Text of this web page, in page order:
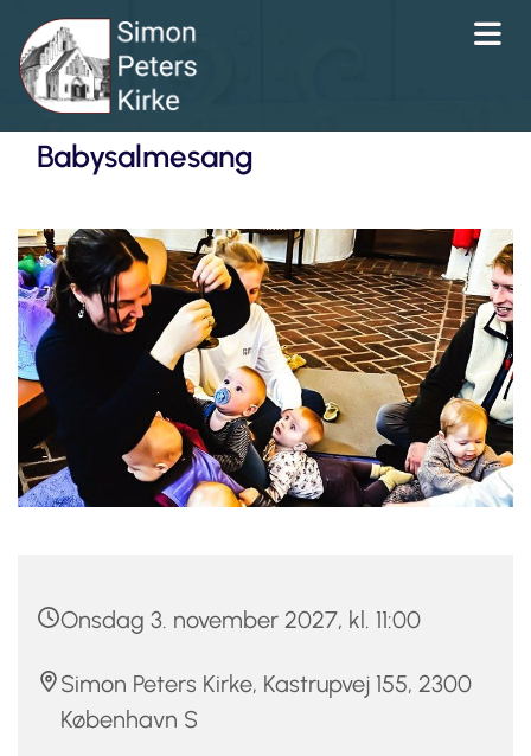
Babysalmesang
Onsdag 3. november 2027, kl. 11:00
Simon Peters Kirke, Kastrupvej 155, 2300
København S